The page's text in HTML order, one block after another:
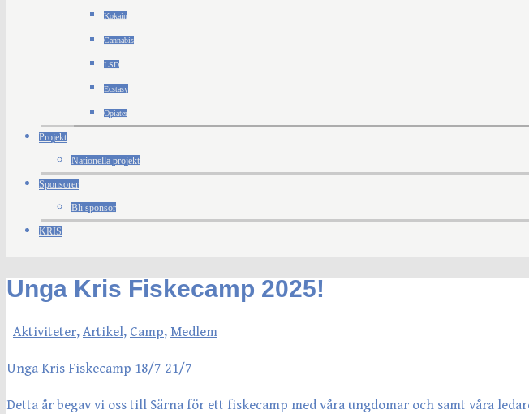
Kokain
Cannabis
LSD
Ecstasy
Opiater
Projekt
Nationella projekt
Sponsorer
Bli sponsor
KRIS
Unga Kris Fiskecamp 2025!
Aktiviteter, Artikel, Camp, Medlem
Unga Kris Fiskecamp 18/7-21/7
Detta år begav vi oss till Särna för ett fiskecamp med våra ungdomar och samt våra